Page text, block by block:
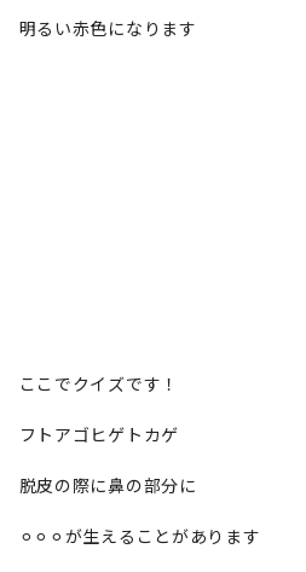
明るい赤色になります
ここでクイズです！
フトアゴヒゲトカゲ
脱皮の際に鼻の部分に
⚪︎⚪︎⚪︎が生えることがあります